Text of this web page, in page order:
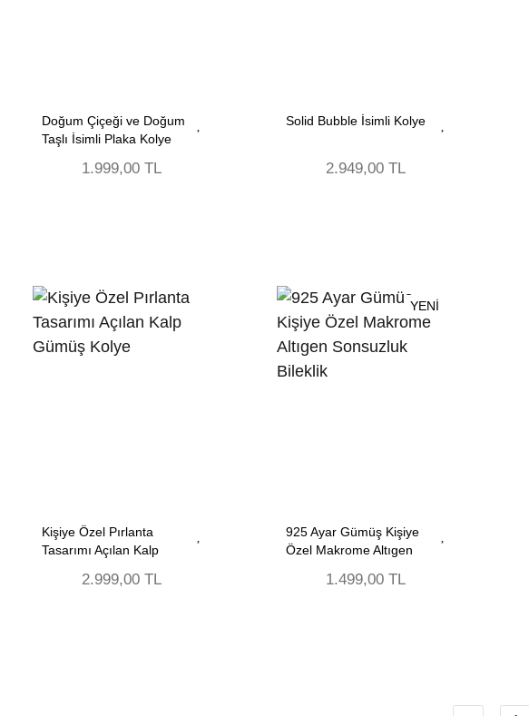
Doğum Çiçeği ve Doğum
Taşlı İsimli Plaka Kolye
1.999,00 TL
Solid Bubble İsimli Kolye
2.949,00 TL
Kişiye Özel Pırlanta
Tasarımı Açılan Kalp
2.999,00 TL
YENİ
925 Ayar Gümüş Kişiye
Özel Makrome Altıgen
1.499,00 TL